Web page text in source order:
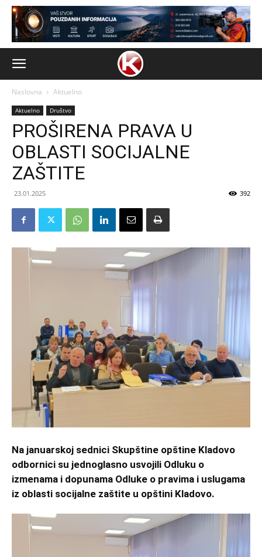
Naslovna Aktuelno
Aktuelno Društvo
PROŠIRENA PRAVA U
OBLASTI SOCIJALNE
ZAŠTITE
23.01.2025 392
Na januarskoj sednici Skupštine opštine Kladovo
odbornici su jednoglasno usvojili Odluku o
izmenama i dopunama Odluke o pravima i uslugama
iz oblasti socijalne zaštite u opštini Kladovo.